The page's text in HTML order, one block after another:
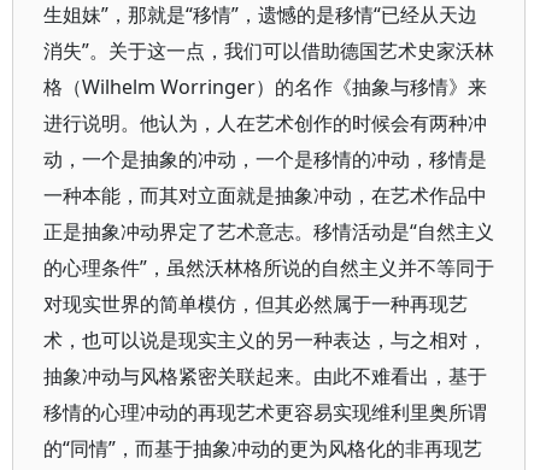
生姐妹”，那就是“移情”，遗憾的是移情“已经从天边
消失”。关于这一点，我们可以借助德国艺术史家沃林
格（Wilhelm Worringer）的名作《抽象与移情》来
进行说明。他认为，人在艺术创作的时候会有两种冲
动，一个是抽象的冲动，一个是移情的冲动，移情是
一种本能，而其对立面就是抽象冲动，在艺术作品中
正是抽象冲动界定了艺术意志。移情活动是“自然主义
的心理条件”，虽然沃林格所说的自然主义并不等同于
对现实世界的简单模仿，但其必然属于一种再现艺
术，也可以说是现实主义的另一种表达，与之相对，
抽象冲动与风格紧密关联起来。由此不难看出，基于
移情的心理冲动的再现艺术更容易实现维利里奥所谓
的“同情”，而基于抽象冲动的更为风格化的非再现艺